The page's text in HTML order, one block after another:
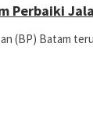
Perbaiki
(BP) Batam